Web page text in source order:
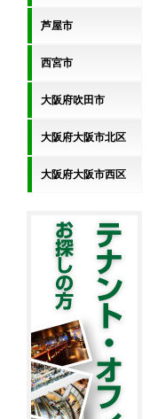
芦屋市
西宮市
大阪府吹田市
大阪府大阪市北区
大阪府大阪市西区